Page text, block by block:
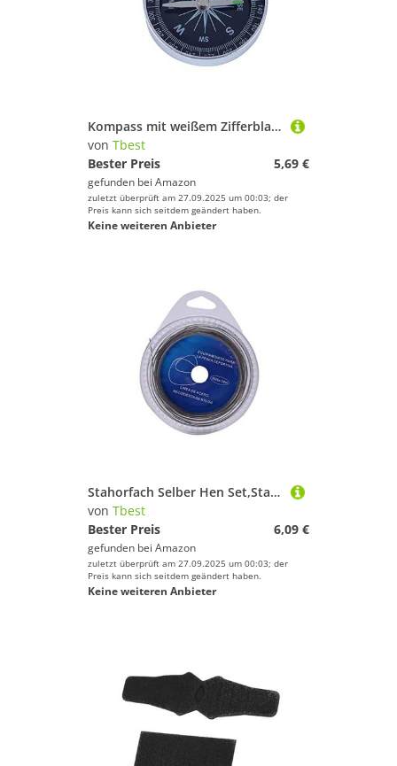
Kompass mit weißem Zifferblatt, isiert, 45 mm Aluminiumgehäuse, Silber, tragbarer Taschenkompass für Outdoor-Cam, Wandern, Sport, Navigation
von Tbest
Bester Preis
5,69 €
gefunden bei Amazon
zuletzt überprüft am 27.09.2025 um 00:03; der
Preis kann sich seitdem geändert haben.
Keine weiteren Anbieter
Stahorfach Selber Hen Set,Stahldraht Angeln,chnur Drahtführer Edelstahl Lure,chnur Edelstahl,Fistahldraht,5 Typen 10 M 7 Stränge Geflochtener Vorfach Seeehldraht Mit nststoff Überzogen(30 Lbs)
von Tbest
Bester Preis
6,09 €
gefunden bei Amazon
zuletzt überprüft am 27.09.2025 um 00:03; der
Preis kann sich seitdem geändert haben.
Keine weiteren Anbieter